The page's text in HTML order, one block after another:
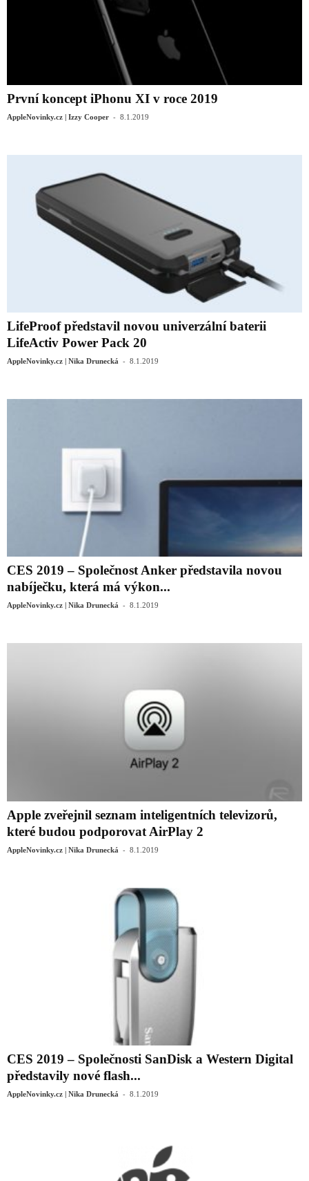
První koncept iPhonu XI v roce 2019
AppleNovinky.cz | Izzy Cooper - 8.1.2019
LifeProof představil novou univerzální baterii
LifeActiv Power Pack 20
AppleNovinky.cz | Nika Drunecká - 8.1.2019
CES 2019 – Společnost Anker představila novou
nabíječku, která má výkon...
AppleNovinky.cz | Nika Drunecká - 8.1.2019
Apple zveřejnil seznam inteligentních televizorů,
které budou podporovat AirPlay 2
AppleNovinky.cz | Nika Drunecká - 8.1.2019
CES 2019 – Společnosti SanDisk a Western Digital
představily nové flash...
AppleNovinky.cz | Nika Drunecká - 8.1.2019